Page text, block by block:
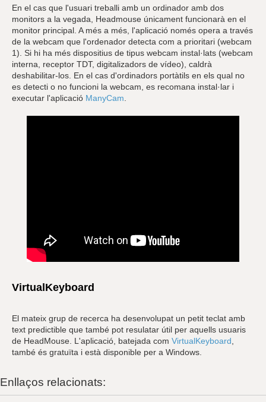
En el cas que l'usuari treballi amb un ordinador amb dos
monitors a la vegada, Headmouse únicament funcionarà en el
monitor principal. A més a més, l'aplicació només opera a través
de la webcam que l'ordenador detecta com a prioritari (webcam
1). Si hi ha més dispositius de tipus webcam instal·lats (webcam
interna, receptor TDT, digitalizadors de vídeo), caldrà
deshabilitar-los. En el cas d'ordinadors portàtils en els qual no
es detecti o no funcioni la webcam, es recomana instal·lar i
executar l'aplicació ManyCam
VirtualKeyboard
El mateix grup de recerca ha desenvolupat un petit teclat amb
text predictible que també pot resulatar útil per aquells usuaris
de HeadMouse. L'aplicació, batejada com VirtualKeyboard,
també és gratuïta i està disponible per a Windows.
Enllaços relacionats: